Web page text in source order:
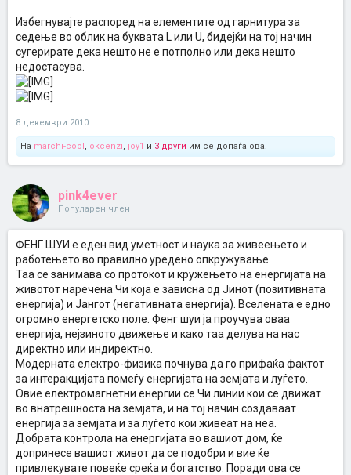
Избегнувајте распоред на елементите од гарнитура за
седење во облик на буквата L или U, бидејќи на тој начин
сугерирате дека нешто не е потполно или дека нешто
недостасува.
8 декември 2010
На marchi-cool, okcenzi, joy1 и 3 други им се допаѓа ова.
pink4ever
Популарен член
ФЕНГ ШУИ е еден вид уметност и наука за живеењето и
работењето во правилно уредено опкружување.
Таа се занимава со протокот и кружењето на енергијата на
животот наречена Чи која е зависна од Јинот (позитивната
енергија) и Јангот (негативната енергија). Вселената е едно
огромно енергетско поле. Фенг шуи ја проучува оваа
енергија, нејзиното движење и како таа делува на нас
директно или индиректно.
Модерната електро-физика почнува да го прифаќа фактот
за интеракцијата помеѓу енергијата на земјата и луѓето.
Овие електромагнетни енергии се Чи линии кои се движат
во внатрешноста на земјата, и на тој начин создаваат
енергија за земјата и за луѓето кои живеат на неа.
Добрата контрола на енергијата во вашиот дом, ќе
допринесе вашиот живот да се подобри и вие ќе
привлекувате повеќе среќа и богатство. Поради ова се